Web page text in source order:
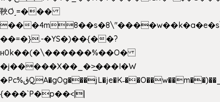
䩡Ơ˼=���
��
��=�}.-�YS�)��{��?
ʜ0k��(�\������%��O�
�į�����X��_�>̲���I�W
�Pc%ڨQA�gOg���jL�je�K˗��O��w��m��)��_��Rߊu>
{���`P�p��<||